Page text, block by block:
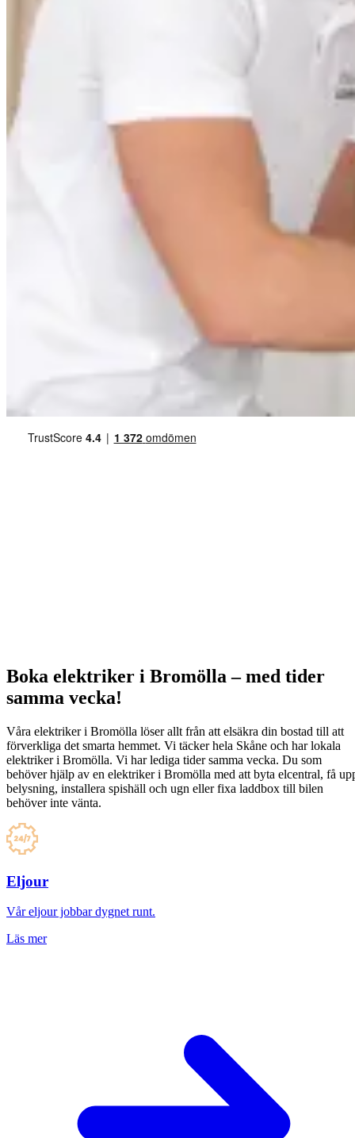
Boka elektriker i Bromölla – med tider
samma vecka!
Våra elektriker i Bromölla löser allt från att elsäkra din bostad till att
förverkliga det smarta hemmet. Vi täcker hela Skåne och har lokala
elektriker i Bromölla. Vi har lediga tider samma vecka. Du som
behöver hjälp av en elektriker i Bromölla med att byta elcentral, få
belysning, installera spishäll och ugn eller fixa laddbox till bilen
behöver inte vänta.
Eljour
Vår eljour jobbar dygnet runt.
Läs mer